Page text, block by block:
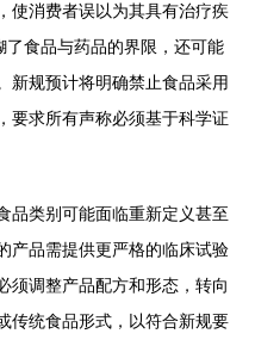
使消费者误以为其具有治疗疾
了食品与药品的界限，还可能
新规预计将明确禁止食品采用
要求所有声称必须基于科学证
品类别可能面临重新定义甚至
产品需提供更严格的临床试验
须调整产品配方和形态，转向
传统食品形式，以符合新规要